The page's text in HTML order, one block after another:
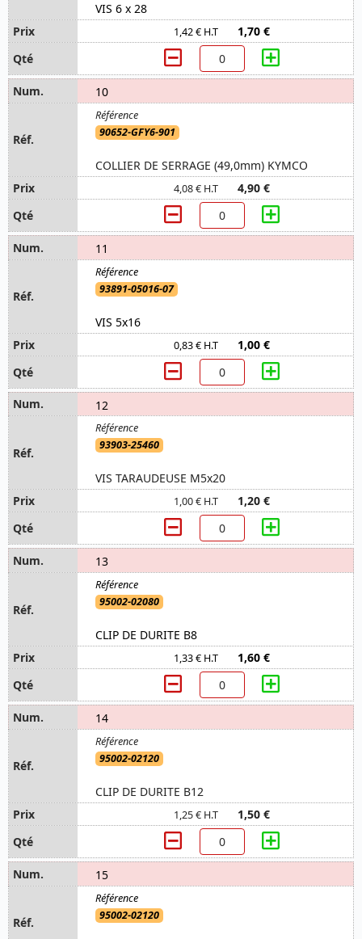
VIS 6 x 28
1,42 € H.T 1,70 €
10
90652-GFY6-901
COLLIER DE SERRAGE (49,0mm) KYMCO
4,08 € H.T 4,90 €
11
93891-05016-07
VIS 5x16
0,83 € H.T 1,00 €
12
93903-25460
VIS TARAUDEUSE M5x20
1,00 € H.T 1,20 €
13
95002-02080
CLIP DE DURITE B8
1,33 € H.T 1,60 €
14
95002-02120
CLIP DE DURITE B12
1,25 € H.T 1,50 €
15
95002-02120